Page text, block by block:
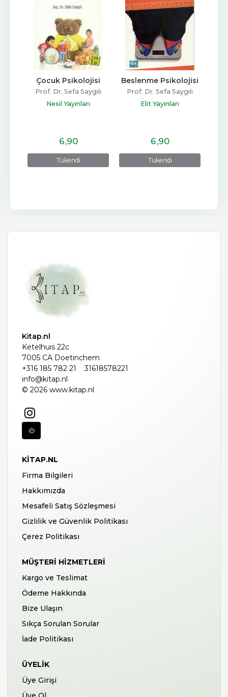
Tükendi
Çocuk Psikolojisi
Prof. Dr. Sefa Saygılı
Nesil Yayınları
6,90
Tükendi
Beslenme Psikolojisi
Prof. Dr. Sefa Saygılı
Elit Yayınları
6,90
Kitap.nl
Ketelhuis 22c
7005 CA Doetinchem
+316 185 782 21
31618578221
info@kitap.nl
© 2026 www.kitap.nl
KITAP.NL
Firma Bilgileri
Hakkımızda
Mesafeli Satış Sözleşmesi
Gizlilik ve Güvenlik Politikası
Çerez Politikası
MÜŞTERI HIZMETLERI
Kargo ve Teslimat
Ödeme Hakkında
Bize Ulaşın
Sıkça Sorulan Sorular
İade Politikası
ÜYELIK
Üye Girişi